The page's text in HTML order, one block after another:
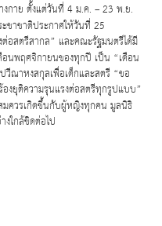
งกาย ตั้งแต่วันที่ 4ม.ค. – 23 พ.ย.
ชาชาติประกาศให้วันที่ 25
อสตรีสากล” และคณะรัฐมนตรีได้มี
อนพฤศจิกายนของทุกปี เป็น “เดือน
ณาหงสกุลเพื่อเด็กและสตรี “ขอ
งยุติความรุนแรงต่อสตรีทุกรูปแบบ”
มควรเกิดขึ้นกับผู้หญิงทุกคน มูลนิธิ
ใกล้ชิดต่อไป